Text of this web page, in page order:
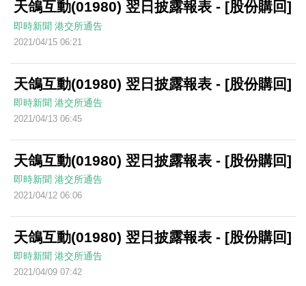
天鴿互動(01980) 翌日披露報表 - [股份購回]
即時新聞 港交所通告
2021/04/15 06:21
天鴿互動(01980) 翌日披露報表 - [股份購回]
即時新聞 港交所通告
2021/04/13 06:45
天鴿互動(01980) 翌日披露報表 - [股份購回]
即時新聞 港交所通告
2021/04/12 06:06
天鴿互動(01980) 翌日披露報表 - [股份購回]
即時新聞 港交所通告
2021/04/09 07:42